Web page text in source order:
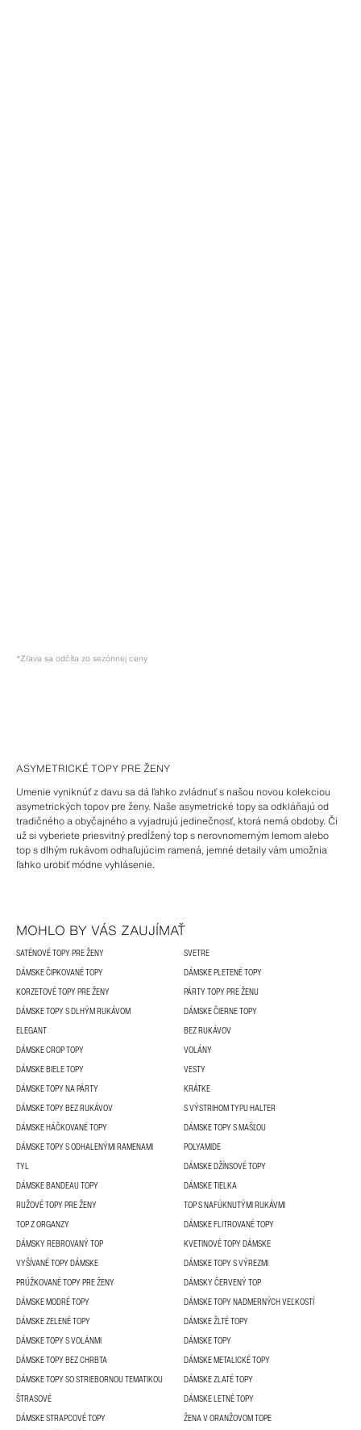
*Zľava sa odčíta zo sezónnej ceny
ASYMETRICKÉ TOPY PRE ŽENY
Umenie vyniknúť z davu sa dá ľahko zvládnuť s našou novou kolekciou
asymetrických topov pre ženy. Naše asymetrické topy sa odkláňajú od
tradičného a obyčajného a vyjadrujú jedinečnosť, ktorá nemá obdoby. Či
už si vyberiete priesvitný predĺžený top s nerovnomerným lemom alebo
top s dlhým rukávom odhaľujúcim ramená, jemné detaily vám umožnia
ľahko urobiť módne vyhlásenie.
MOHLO BY VÁS ZAUJÍMAŤ
SATÉNOVÉ TOPY PRE ŽENY
SVETRE
DÁMSKE ČIPKOVANÉ TOPY
DÁMSKE PLETENÉ TOPY
KORZETOVÉ TOPY PRE ŽENY
PÁRTY TOPY PRE ŽENU
DÁMSKE TOPY S DLHÝM RUKÁVOM
DÁMSKE ČIERNE TOPY
ELEGANT
BEZ RUKÁVOV
DÁMSKE CROP TOPY
VOLÁNY
DÁMSKE BIELE TOPY
VESTY
DÁMSKE TOPY NA PÁRTY
KRÁTKE
DÁMSKE TOPY BEZ RUKÁVOV
S VÝSTRIHOM TYPU HALTER
DÁMSKE HÁČKOVANÉ TOPY
DÁMSKE TOPY S MAŠĽOU
DÁMSKE TOPY S ODHALENÝMI RAMENAMI
POLYAMIDE
TYL
DÁMSKE DŽÍNSOVÉ TOPY
DÁMSKE BANDEAU TOPY
DÁMSKE TIELKA
RUŽOVÉ TOPY PRE ŽENY
TOP S NAFÚKNUTÝMI RUKÁVMI
TOP Z ORGANZY
DÁMSKE FLITROVANÉ TOPY
DÁMSKY REBROVANÝ TOP
KVETINOVÉ TOPY DÁMSKE
VYŠÍVANÉ TOPY DÁMSKE
DÁMSKE TOPY S VÝREZMI
PRÚŽKOVANÉ TOPY PRE ŽENY
DÁMSKY ČERVENÝ TOP
DÁMSKE MODRÉ TOPY
DÁMSKE TOPY NADMERNÝCH VEĽKOSTÍ
DÁMSKE ZELENÉ TOPY
DÁMSKE ŽLTÉ TOPY
DÁMSKE TOPY S VOLÁNMI
DÁMSKE TOPY
DÁMSKE TOPY BEZ CHRBTA
DÁMSKE METALICKÉ TOPY
DÁMSKE TOPY SO STRIEBORNOU TEMATIKOU
DÁMSKE ZLATÉ TOPY
ŠTRASOVÉ
DÁMSKE LETNÉ TOPY
DÁMSKE STRAPCOVÉ TOPY
ŽENA V ORANŽOVOM TOPE